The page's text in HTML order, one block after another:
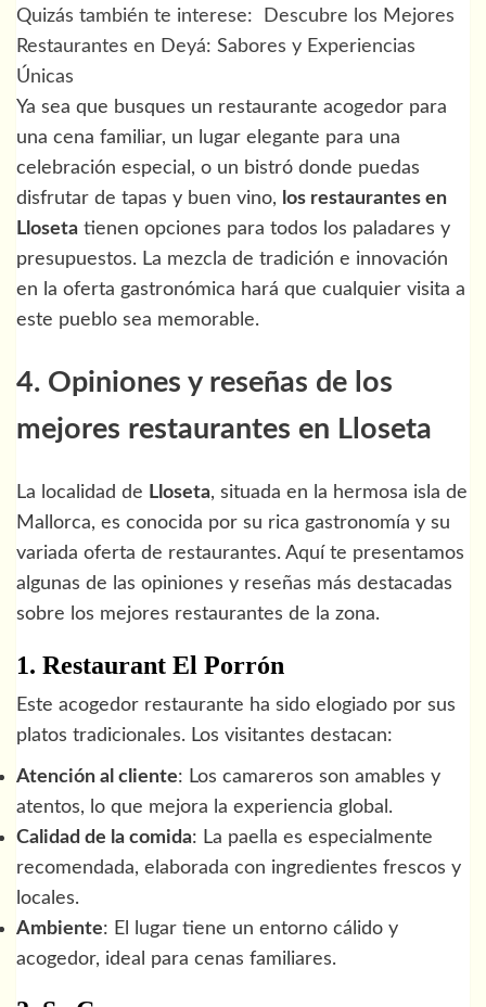
Quizás también te interese:
Descubre los Mejores
Restaurantes en Deyá: Sabores y Experiencias
Únicas
Ya sea que busques un restaurante acogedor para
una cena familiar, un lugar elegante para una
celebración especial, o un bistró donde puedas
disfrutar de tapas y buen vino, los restaurantes en
Lloseta tienen opciones para todos los paladares y
presupuestos. La mezcla de tradición e innovación
en la oferta gastronómica hará que cualquier visita a
este pueblo sea memorable.
4. Opiniones y reseñas de los
mejores restaurantes en Lloseta
La localidad de Lloseta, situada en la hermosa isla de
Mallorca, es conocida por su rica gastronomía y su
variada oferta de restaurantes. Aquí te presentamos
algunas de las opiniones y reseñas más destacadas
sobre los mejores restaurantes de la zona.
1. Restaurant El Porrón
Este acogedor restaurante ha sido elogiado por sus
platos tradicionales. Los visitantes destacan:
Atención al cliente: Los camareros son amables y
atentos, lo que mejora la experiencia global.
Calidad de la comida: La paella es especialmente
recomendada, elaborada con ingredientes frescos y
locales.
Ambiente: El lugar tiene un entorno cálido y
acogedor, ideal para cenas familiares.